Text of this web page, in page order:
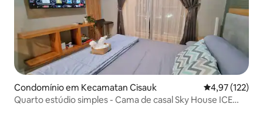
Condomínio em Kecamatan Cisauk Classificação
4,97 (122)
Quarto estúdio simples - Cama de casal Sky House ICE